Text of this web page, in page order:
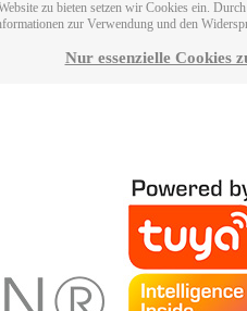
zu bieten setzen wir Cookies ein.
zur Verwendung und den
Nur essenzielle Cookies